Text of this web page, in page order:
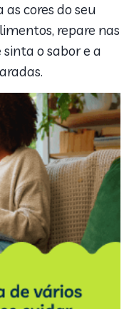
as cores do seu
repare nas
o sabor e a